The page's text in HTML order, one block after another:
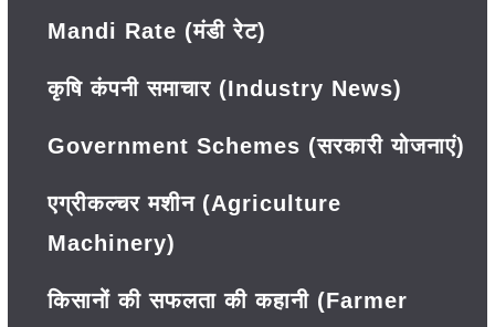
Mandi Rate (मंडी रेट)
कृषि कंपनी समाचार (Industry News)
Government Schemes (सरकारी योजनाएं)
एग्रीकल्चर मशीन (Agriculture
Machinery)
किसानों की सफलता की कहानी (Farmer